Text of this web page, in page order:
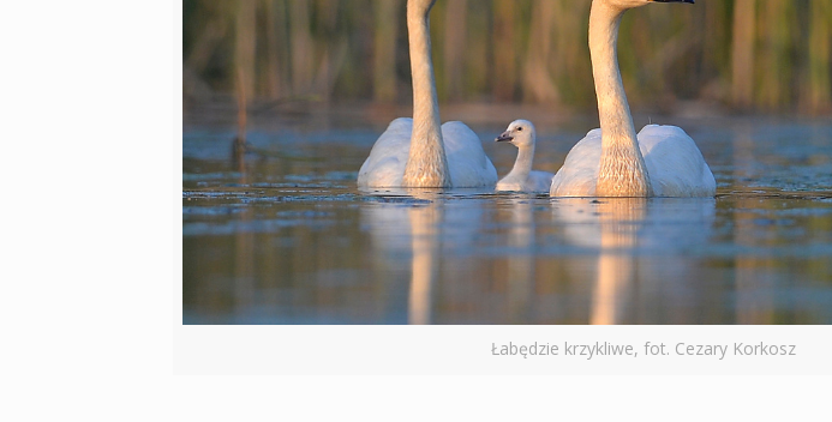
Łabędzie krzykliwe, fot. Cezary Korkosz